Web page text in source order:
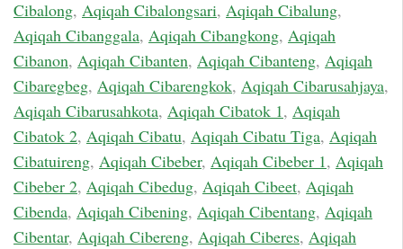
Cibalong, Aqiqah Cibalongsari, Aqiqah Cibalung,
Aqiqah Cibanggala, Aqiqah Cibangkong, Aqiqah
Cibanon, Aqiqah Cibanten, Aqiqah Cibanteng, Aqiqah
Cibaregbeg, Aqiqah Cibarengkok, Aqiqah Cibarusahjaya,
Aqiqah Cibarusahkota, Aqiqah Cibatok 1, Aqiqah
Cibatok 2, Aqiqah Cibatu, Aqiqah Cibatu Tiga, Aqiqah
Cibatuireng, Aqiqah Cibeber, Aqiqah Cibeber 1, Aqiqah
Cibeber 2, Aqiqah Cibedug, Aqiqah Cibeet, Aqiqah
Cibenda, Aqiqah Cibening, Aqiqah Cibentang, Aqiqah
Cibentar, Aqiqah Cibereng, Aqiqah Ciberes, Aqiqah